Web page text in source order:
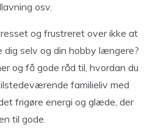
osv.
og frustreret over ikke at
dig selv og din hobby længere?
og få gode råd til, hvordan du
familieliv med
frigøre energi og glæde, der
til gode.